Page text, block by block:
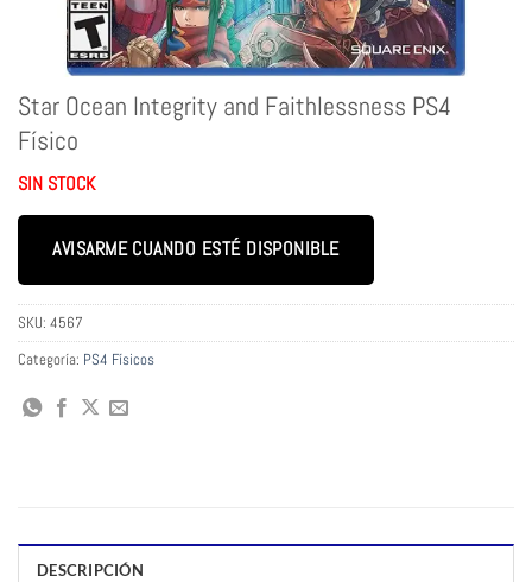
Star Ocean Integrity and Faithlessness PS4
Físico
SIN STOCK
AVISARME CUANDO ESTÉ DISPONIBLE
SKU: 4567
Categoría: PS4 Físicos
DESCRIPCIÓN